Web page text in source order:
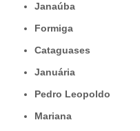
Janaúba
Formiga
Cataguases
Januária
Pedro Leopoldo
Mariana